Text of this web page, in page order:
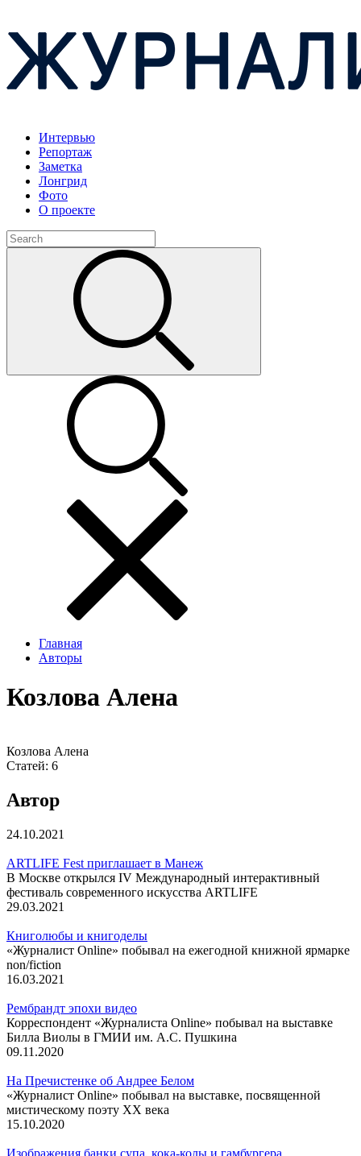
Интервью
Репортаж
Заметка
Лонгрид
Фото
О проекте
Главная
Авторы
Козлова Алена
Козлова Алена
Статей: 6
Автор
24.10.2021
ARTLIFE Fest приглашает в Манеж
В Москве открылся IV Международный интерактивный
фестиваль современного искусства ARTLIFE
29.03.2021
Книголюбы и книгоделы
«Журналист Online» побывал на ежегодной книжной ярмарке
non/fiction
16.03.2021
Рембрандт эпохи видео
Корреспондент «Журналиста Online» побывал на выставке
Билла Виолы в ГМИИ им. А.С. Пушкина
09.11.2020
На Пречистенке об Андрее Белом
«Журналист Online» побывал на выставке, посвященной
мистическому поэту XX века
15.10.2020
Изображения банки супа, кока-колы и гамбургера